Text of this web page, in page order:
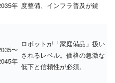
年 度整備、インフラ普及が鍵
〜
年
ロボットが「家庭備品」扱い
されるレベル。価格の急激な
低下と信頼性が必須。